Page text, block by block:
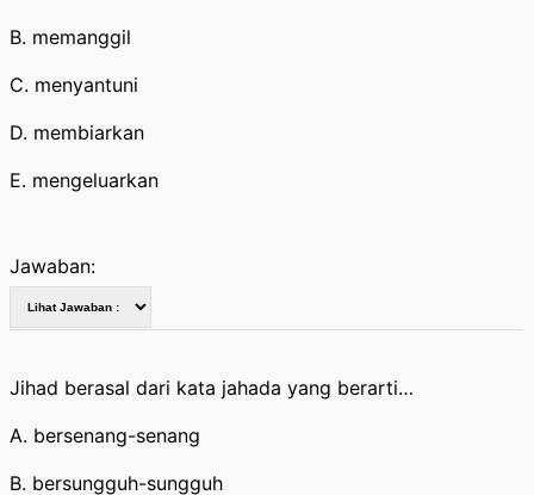
B. memanggil
C. menyantuni
D. membiarkan
E. mengeluarkan
Jawaban:
Jihad berasal dari kata jahada yang berarti…
A. bersenang-senang
B. bersungguh-sungguh